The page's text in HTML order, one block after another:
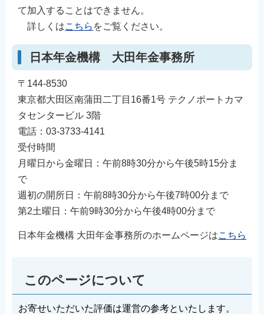
て加入することはできません。
詳しくはこちら をご覧ください。
日本年金機構 大田年金事務所
〒144-8530
東京都大田区南蒲田二丁目16番1号 テクノポートカマ
タセンタービル 3階
電話：03-3733-4141
受付時間
月曜日から金曜日：午前8時30分から午後5時15分ま
で
週初の開所日：午前8時30分から午後7時00分まで
第2⼟曜日：午前9時30分から午後4時00分まで
日本年金機構 大田年金事務所のホームページはこちら
このページについて
お寄せいただいた評価は運営の参考といたします。